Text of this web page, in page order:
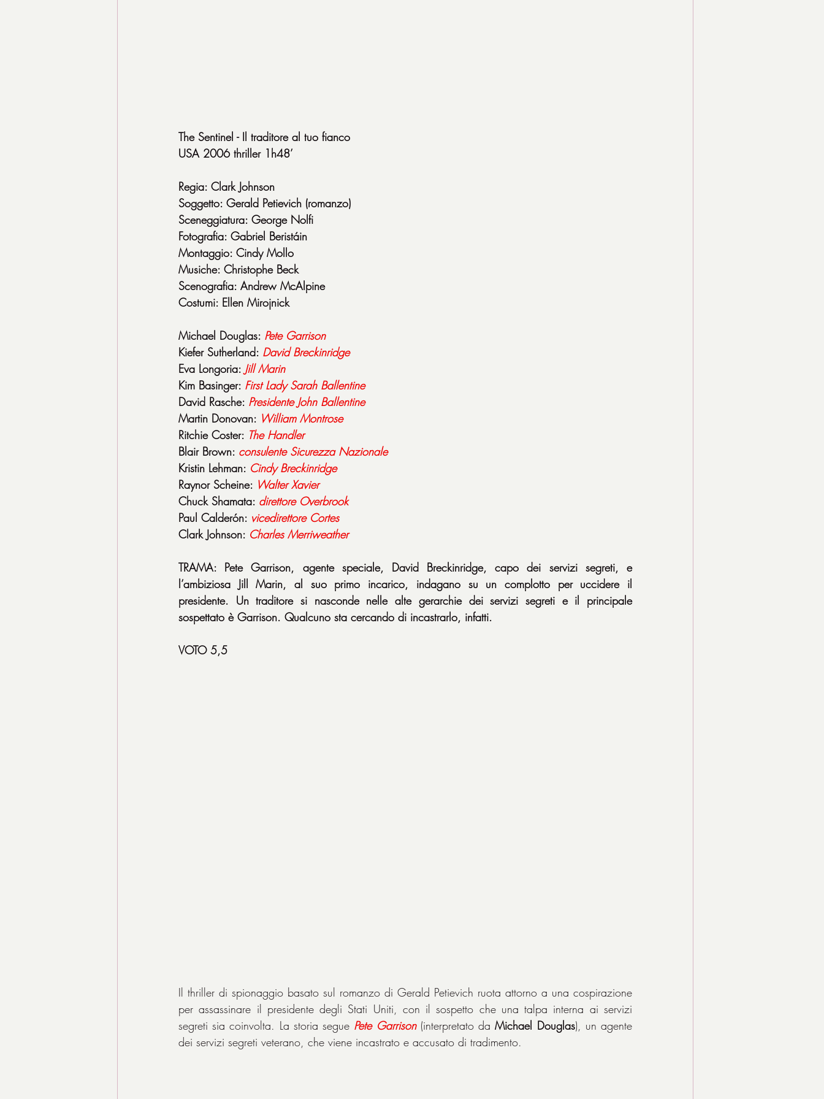
The Sentinel - Il traditore al tuo fianco
USA 2006 thriller 1h48’
Regia: Clark Johnson
Soggetto: Gerald Petievich (romanzo)
Sceneggiatura: George Nolfi
Fotografia: Gabriel Beristáin
Montaggio: Cindy Mollo
Musiche: Christophe Beck
Scenografia: Andrew McAlpine
Costumi: Ellen Mirojnick
Michael Douglas: Pete Garrison
Kiefer Sutherland: David Breckinridge
Eva Longoria: Jill Marin
Kim Basinger: First Lady Sarah Ballentine
David Rasche: Presidente John Ballentine
Martin Donovan: William Montrose
Ritchie Coster: The Handler
Blair Brown: consulente Sicurezza Nazionale
Kristin Lehman: Cindy Breckinridge
Raynor Scheine: Walter Xavier
Chuck Shamata: direttore Overbrook
Paul Calderón: vicedirettore Cortes
Clark Johnson: Charles Merriweather
TRAMA: Pete Garrison, agente speciale, David Breckinridge, capo dei servizi segreti, e
l’ambiziosa Jill Marin, al suo primo incarico, indagano su un complotto per uccidere il
presidente. Un traditore si nasconde nelle alte gerarchie dei servizi segreti e il principale
sospettato è Garrison. Qualcuno sta cercando di incastrarlo, infatti.
VOTO 5,5
Il thriller di spionaggio basato sul romanzo di Gerald Petievich ruota attorno a una cospirazione
per assassinare il presidente degli Stati Uniti, con il sospetto che una talpa interna ai servizi
segreti sia coinvolta. La storia segue Pete Garrison (interpretato da Michael Douglas), un agente
dei servizi segreti veterano, che viene incastrato e accusato di tradimento.